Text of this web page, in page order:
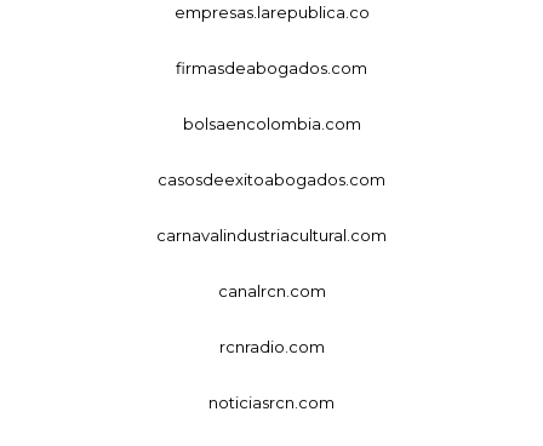
empresas.larepublica.co
firmasdeabogados.com
bolsaencolombia.com
casosdeexitoabogados.com
carnavalindustriacultural.com
canalrcn.com
rcnradio.com
noticiasrcn.com